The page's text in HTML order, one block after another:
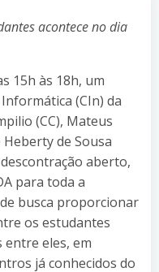
acontece no dia
15h às 18h, um
(CIn) da
(CC), Mateus
Heberty de Sousa
aberto,
para toda a
busca proporcionar
os estudantes
eles, em
já conhecidos do